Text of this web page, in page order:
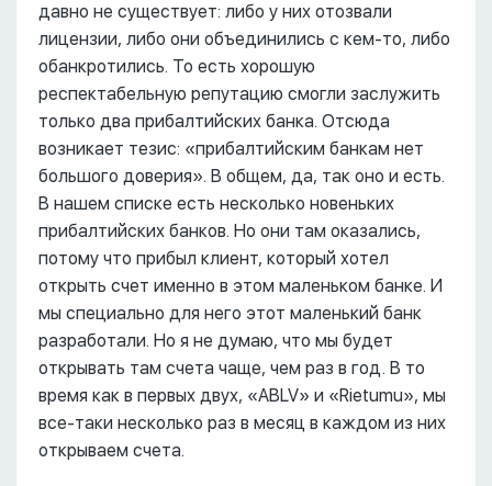
давно не существует: либо у них отозвали
лицензии, либо они объединились с кем-то, либо
обанкротились. То есть хорошую
респектабельную репутацию смогли заслужить
только два прибалтийских банка. Отсюда
возникает тезис: «прибалтийским банкам нет
большого доверия». В общем, да, так оно и есть.
В нашем списке есть несколько новеньких
прибалтийских банков. Но они там оказались,
потому что прибыл клиент, который хотел
открыть счет именно в этом маленьком банке. И
мы специально для него этот маленький банк
разработали. Но я не думаю, что мы будет
открывать там счета чаще, чем раз в год. В то
время как в первых двух, «ABLV» и «Rietumu», мы
все-таки несколько раз в месяц в каждом из них
открываем счета.